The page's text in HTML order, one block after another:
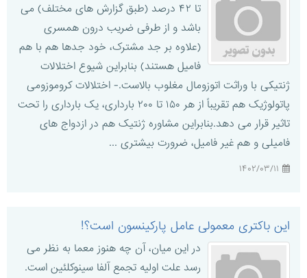
تا ۴۲ درصد (طبق گزارش های مختلف) می
باشد و از طرفی ضریب درون همسری
(علاوه بر جد مشترک، خود جدها هم با هم
فامیل هستند) بنابراین شیوع اختلالات
ژنتیکی با وراثت اتوزومال مغلوب بالاست.- اختلالات کروموزومی
پاتولوژیک هم تقریباً از هر ۱۵۰ تا ۲۰۰ بارداری، یک بارداری را تحت
تاثیر قرار می دهد.بنابراین مشاوره ژنتیک هم در ازدواج های
فامیلی و هم غیر فامیل، ضرورت بیشتری ...
این باکتری معمولی عامل پارکینسون است؟!
در این میان، آن چه هنوز معما به نظر می
رسد علت اولیه تجمع آلفا سینوکلئین است.